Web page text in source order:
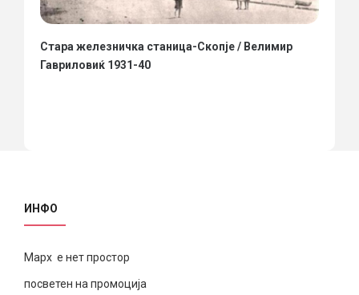
Стара железничка станица-Скопје / Велимир
Гавриловиќ 1931-40
ИНФО
Марх е нет простор
посветен на промоција